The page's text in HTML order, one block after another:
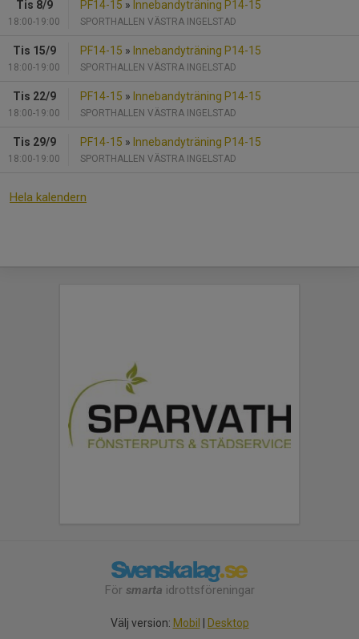
Tis 8/9
18:00-19:00
PF14-15 » Innebandyträning P14-15
SPORTHALLEN VÄSTRA INGELSTAD
Tis 15/9
18:00-19:00
PF14-15 » Innebandyträning P14-15
SPORTHALLEN VÄSTRA INGELSTAD
Tis 22/9
18:00-19:00
PF14-15 » Innebandyträning P14-15
SPORTHALLEN VÄSTRA INGELSTAD
Tis 29/9
18:00-19:00
PF14-15 » Innebandyträning P14-15
SPORTHALLEN VÄSTRA INGELSTAD
Hela kalendern
För smarta idrottsföreningar
Välj version: Mobil Desktop